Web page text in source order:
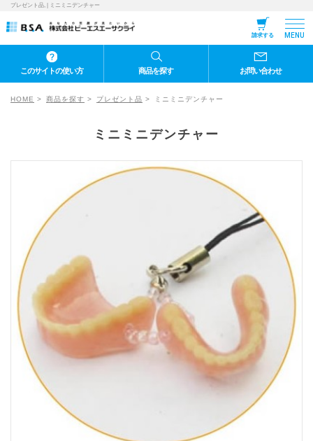
プレゼント品, | ミニミニデンチャー
請求する MENU
このサイトの使い方 商品を探す お問い合わせ
HOME 商品を探す プレゼント品 ミニミニデンチャー
ミニミニデンチャー